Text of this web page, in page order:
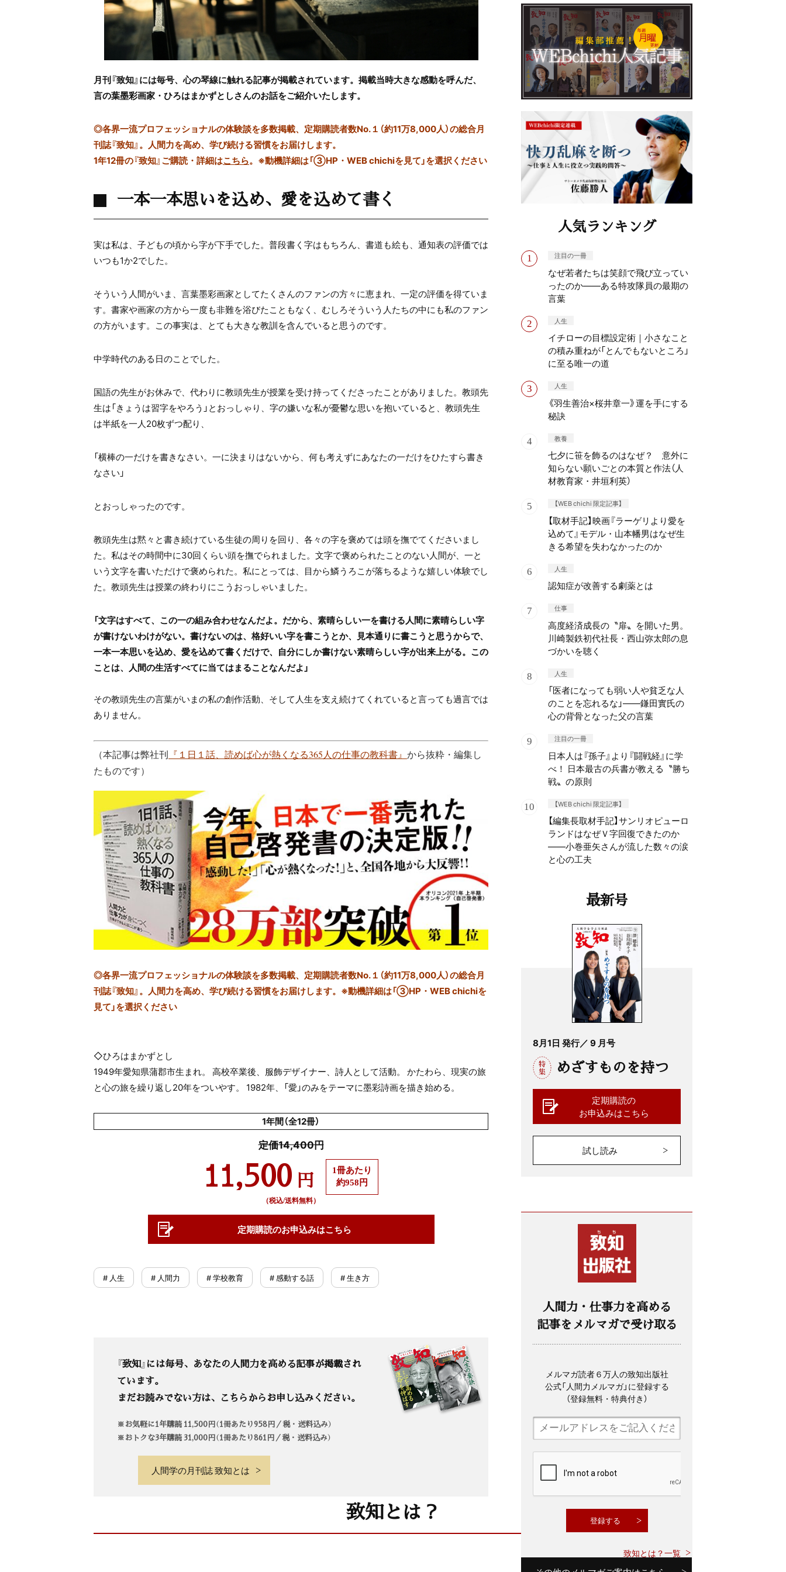
月刊『致知』には毎号、心の琴線に触れる記事が掲載されています。掲載当時大きな感動を呼んだ、
言の葉墨彩画家・ひろはまかずとしさんのお話をご紹介いたします。
◎各界一流プロフェッショナルの体験談を多数掲載、定期購読者数No.１（約11万8,000人）の総合月
刊誌『致知』。人間力を高め、学び続ける習慣をお届けします。
1年12冊の『致知』ご購読・詳細はこちら。 ※動機詳細は「③HP・WEB chichiを見て」を選択ください
一本一本思いを込め、愛を込めて書く
実は私は、子どもの頃から字が下手でした。普段書く字はもちろん、書道も絵も、通知表の評価では
いつも1か2でした。
そういう人間がいま、言葉墨彩画家としてたくさんのファンの方々に恵まれ、一定の評価を得ていま
す。書家や画家の方から一度も非難を浴びたこともなく、むしろそういう人たちの中にも私のファン
の方がいます。この事実は、とても大きな教訓を含んでいると思うのです。
中学時代のある日のことでした。
国語の先生がお休みで、代わりに教頭先生が授業を受け持ってくださったことがありました。教頭先
生は「きょうは習字をやろう」とおっしゃり、字の嫌いな私が憂鬱な思いを抱いていると、教頭先生
は半紙を一人20枚ずつ配り、
「横棒の一だけを書きなさい。一に決まりはないから、何も考えずにあなたの一だけをひたすら書き
なさい」
とおっしゃったのです。
教頭先生は黙々と書き続けている生徒の周りを回り、各々の字を褒めては頭を撫でてくださいまし
た。私はその時間中に30回くらい頭を撫でられました。文字で褒められたことのない人間が、一と
いう文字を書いただけで褒められた。私にとっては、目から鱗うろこが落ちるような嬉しい体験でし
た。教頭先生は授業の終わりにこうおっしゃいました。
「文字はすべて、この一の組み合わせなんだよ。だから、素晴らしい一を書ける人間に素晴らしい字
が書けないわけがない。書けないのは、格好いい字を書こうとか、見本通りに書こうと思うからで、
一本一本思いを込め、愛を込めて書くだけで、自分にしか書けない素晴らしい字が出来上がる。この
ことは、人間の生活すべてに当てはまることなんだよ」
その教頭先生の言葉がいまの私の創作活動、そして人生を支え続けてくれていると言っても過言では
ありません。
（本記事は弊社刊 『１日１話、読めば心が熱くなる365人の仕事の教科書』 から抜粋・編集し
たものです）
◎各界一流プロフェッショナルの体験談を多数掲載、定期購読者数No.１（約11万8,000人）の総合月
刊誌『致知』。人間力を高め、学び続ける習慣をお届けします。※動機詳細は「③HP・WEB chichiを
見て」を選択ください
◇ひろはまかずとし
1949年愛知県蒲郡市生まれ。 高校卒業後、服飾デザイナー、詩人として活動。 かたわら、現実の旅
と心の旅を繰り返し20年をついやす。 1982年、「愛」のみをテーマに墨彩詩画を描き始める。
1年間（全12冊）
定価14,400円
11,500 円
1冊あたり
約958円
（税込/送料無料）
定期購読のお申込みはこちら
# 人生 # 人間力 # 学校教育 # 感動する話 # 生き方
『致知』には毎号、あなたの人間力を高める記事が掲載され
ています。
まだお読みでない方は、こちらからお申し込みください。
※お気軽に1年購読 11,500円（1冊あたり958円／税・送料込み）
※おトクな3年購読 31,000円（1冊あたり861円／税・送料込み）
人間学の月刊誌 致知とは
致知とは？
致知とは？一覧
人気ランキング
注目の一冊
なぜ若者たちは笑顔で飛び立ってい
ったのか——ある特攻隊員の最期の
言葉
人生
イチローの目標設定術｜小さなこと
の積み重ねが「とんでもないところ」
に至る唯一の道
人生
《羽生善治×桜井章一》運を手にする
秘訣
教養
七夕に笹を飾るのはなぜ？ 意外に
知らない願いごとの本質と作法（人
材教育家・井垣利英）
【WEB chichi 限定記事】
【取材手記】映画『ラーゲリより愛を
込めて』モデル・山本幡男はなぜ生
きる希望を失わなかったのか
人生
認知症が改善する劇薬とは
仕事
高度経済成長の〝扉〟を開いた男。
川崎製鉄初代社長・西山弥太郎の息
づかいを聴く
人生
「医者になっても弱い人や貧乏な人
のことを忘れるな」——鎌田實氏の
心の背骨となった父の言葉
注目の一冊
日本人は『孫子』より『闘戦経』に学
べ！ 日本最古の兵書が教える〝勝ち
戦〟の原則
【WEB chichi 限定記事】
【編集長取材手記】サンリオピューロ
ランドはなぜＶ字回復できたのか
——小巻亜矢さんが流した数々の涙
と心の工夫
最新号
8月1日 発行／ 9 月号
めざすものを持つ
定期購読の
お申込みはこちら
試し読み
人間力・仕事力を高める
記事をメルマガで受け取る
メルマガ読者６万人の致知出版社
公式「人間力メルマガ」に登録する
（登録無料・特典付き）